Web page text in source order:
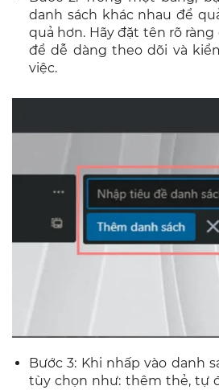
danh sách khác nhau để
quả hơn. Hãy đặt tên rõ
để dễ dàng theo dõi và
việc.
Bước 3: Khi nhấp vào danh
tùy chọn như: thêm thẻ, tự